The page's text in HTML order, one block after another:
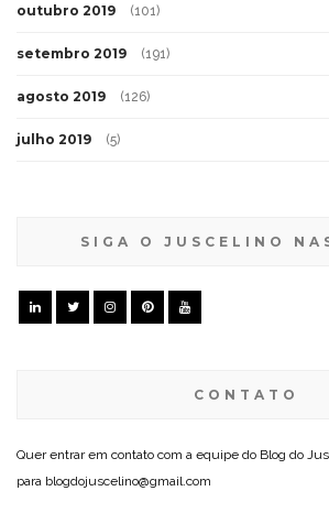
outubro 2019 (101)
setembro 2019 (191)
agosto 2019 (126)
julho 2019 (5)
SIGA O JUSCELINO
CONTATO
Quer entrar em contato com a equipe do Blog do
para blogdojuscelino@gmail.com